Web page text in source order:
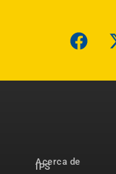
Acerca de
IPS